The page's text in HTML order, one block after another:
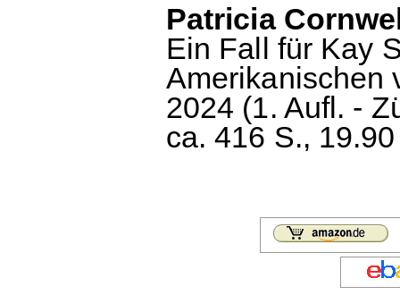
Patricia
Ein Fall für Kay
Amerikanischen
2024 (1. Aufl. -
ca. 416 S.,